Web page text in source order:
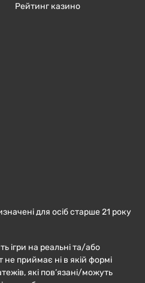
Рейтинг казино
для осіб старше 21 року
ігри на реальні та/або
не приймає ні в якій формі
які пов’язані/можуть